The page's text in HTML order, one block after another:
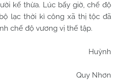
kế thừa. Lúc bấy giờ, chế độ
lạc thời kì công xã thị tộc đã
chế độ vương vị thế tập.
Nhơn